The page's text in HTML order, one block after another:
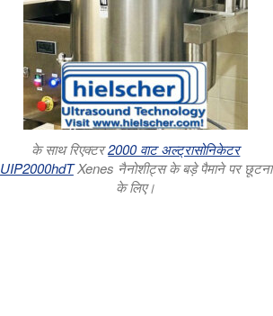
के साथ रिएक्टर2000 वाट अल्ट्रासोनिकेटर
UIP2000hdTXenes नैनोशीट्स के बड़े पैमाने पर छूटना
के लिए।